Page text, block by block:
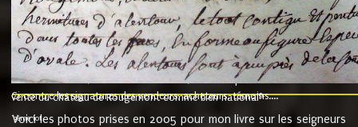
et chavannes conseiller du roy au parlement de Bourgogne, present et
que le dit seigneur Baron de la Vellière a sur ses hommes, indivisables et
de la Velliere tout ainsi et comme le dit seigneur Baron et ses
présent......"
suivent les rentes, donation des terriers, etc... au prix de 880 livre louis
Ci contre les signatures des vendeurs, acheteurs, témoins....
vente du château de Rougemont comme bien national9.
"3ème lot
Voici les photos prises en 2005 pour mon livre sur les seigneurs